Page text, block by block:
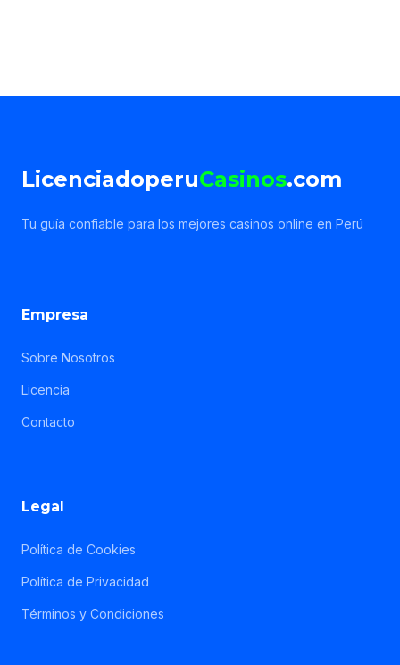
LicenciadoperuCasinos.com
Tu guía confiable para los mejores casinos online en Perú
Empresa
Sobre Nosotros
Licencia
Contacto
Legal
Política de Cookies
Política de Privacidad
Términos y Condiciones